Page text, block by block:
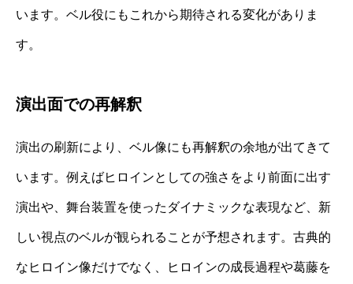
います。ベル役にもこれから期待される変化がありま
す。
演出面での再解釈
演出の刷新により、ベル像にも再解釈の余地が出てきて
います。例えばヒロインとしての強さをより前面に出す
演出や、舞台装置を使ったダイナミックな表現など、新
しい視点のベルが観られることが予想されます。古典的
なヒロイン像だけでなく、ヒロインの成長過程や葛藤を